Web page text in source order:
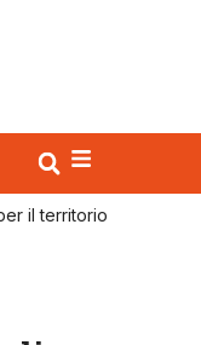
il territorio